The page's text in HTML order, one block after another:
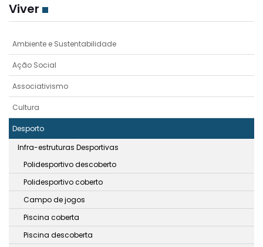
Viver
Ambiente e Sustentabilidade
Ação Social
Associativismo
Cultura
Desporto
Infra-estruturas Desportivas
Polidesportivo descoberto
Polidesportivo coberto
Campo de jogos
Piscina coberta
Piscina descoberta